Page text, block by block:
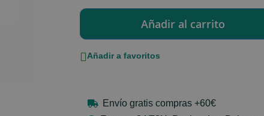
Añadir a favoritos
Envío gratis compras +60€